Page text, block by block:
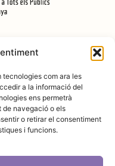
tecnologies com ara les
a la informació del
ens permetrà
de navegació o els
o retirar el consentiment
i funcions.
de